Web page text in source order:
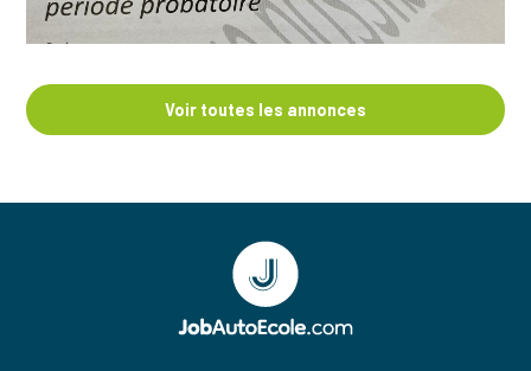
Voir toutes les annonces